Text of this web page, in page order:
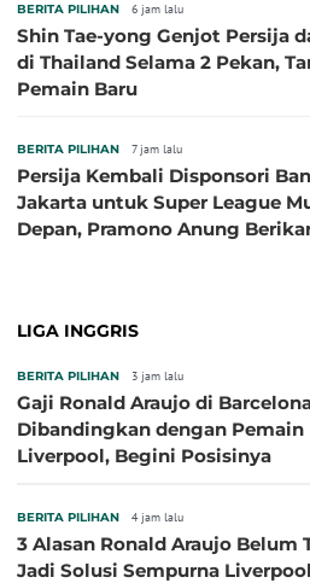
BERITA PILIHAN 6 jam lalu
Shin Tae-yong Genjot Persija
di Thailand Selama 2 Pekan,
Pemain Baru
BERITA PILIHAN 7 jam lalu
Persija Kembali Disponsori
Jakarta untuk Super League
Depan, Pramono Anung
LIGA INGGRIS
BERITA PILIHAN 3 jam lalu
Gaji Ronald Araujo di
Dibandingkan dengan Pemain
Liverpool, Begini Posisinya
BERITA PILIHAN 4 jam lalu
3 Alasan Ronald Araujo Belum
Jadi Solusi Sempurna Liverpool